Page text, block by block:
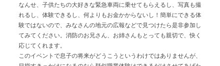
なんせ、子供たちの大好きな緊急車両に乗せてもらえるし、写真も撮
れるし、体験できるし、何よりもお金かからないし！簡単にできる体
験ではないので、みなさんの地元の広報などで見つけたら是非参加し
てみてください。消防のお兄さん、お姉さんもとっても親切で、快く
応じてくれます。
このイベントで息子の将来がどうこうというわけではありませんが、